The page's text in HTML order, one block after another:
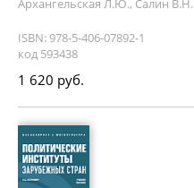
Архангельская Л.Ю., Салин В.Н.
ISBN: 978-5-406-07892-1
код 593438
1 620 руб.